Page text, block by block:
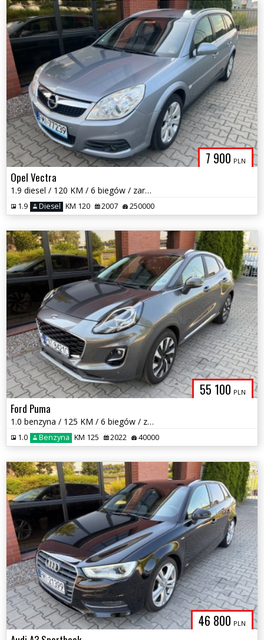
7 900 PLN
Opel Vectra
1.9 diesel / 120 KM / 6 biegów / zarej w PL / bezwypadkowy / zamiana
1.9 Diesel KM 120 2007 250000
55 100 PLN
Ford Puma
1.0 benzyna / 125 KM / 6 biegów / zarej w PL / zadbany / zamiana
1.0 Benzyna KM 125 2022 40000
46 800 PLN